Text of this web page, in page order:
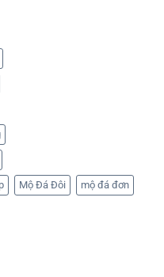
Mộ Đá Đôi mộ đá đơn